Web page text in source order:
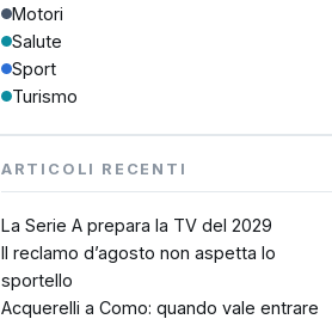
Motori
Salute
Sport
Turismo
ARTICOLI RECENTI
La Serie A prepara la TV del 2029
Il reclamo d’agosto non aspetta lo
sportello
Acquerelli a Como: quando vale entrare